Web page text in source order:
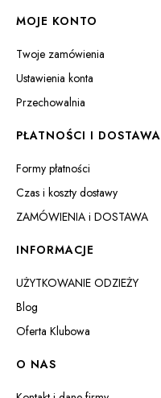
MOJE KONTO
Twoje zamówienia
Ustawienia konta
Przechowalnia
PŁATNOŚCI I DOSTAWA
Formy płatności
Czas i koszty dostawy
ZAMÓWIENIA i DOSTAWA
INFORMACJE
UŻYTKOWANIE ODZIEŻY
Blog
Oferta Klubowa
O NAS